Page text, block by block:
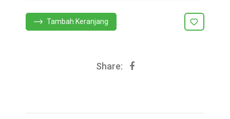
Tambah Keranjang
Share: